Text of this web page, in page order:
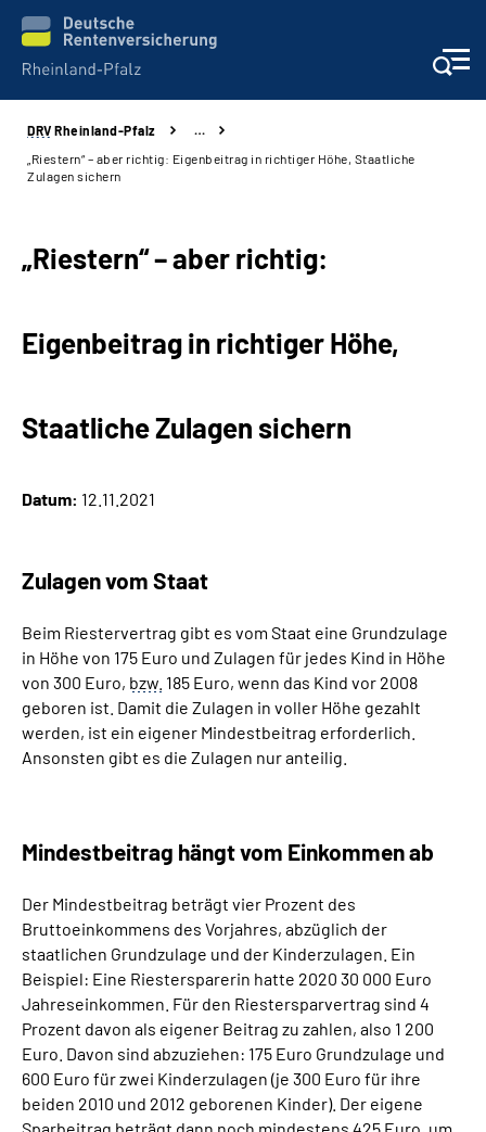
Unsere Leistungen
Online-Services
Über uns
Inhalte in Gebärdensprache (DGS)
Mein Kundenportal
DRV Rheinland-Pfalz
…
„Riestern“ – aber richtig: Eigenbeitrag in richtiger Höhe, Staatliche
Zulagen sichern
„Riestern“ – aber richtig:
Eigenbeitrag in richtiger Höhe,
Staatliche Zulagen sichern
Datum: 12.11.2021
Zulagen vom Staat
Beim Riestervertrag gibt es vom Staat eine Grundzulage
in Höhe von 175 Euro und Zulagen für jedes Kind in Höhe
von 300 Euro, bzw. 185 Euro, wenn das Kind vor 2008
geboren ist. Damit die Zulagen in voller Höhe gezahlt
werden, ist ein eigener Mindestbeitrag erforderlich.
Ansonsten gibt es die Zulagen nur anteilig.
Mindestbeitrag hängt vom Einkommen ab
Der Mindestbeitrag beträgt vier Prozent des
Bruttoeinkommens des Vorjahres, abzüglich der
staatlichen Grundzulage und der Kinderzulagen. Ein
Beispiel: Eine Riestersparerin hatte 2020 30 000 Euro
Jahreseinkommen. Für den Riestersparvertrag sind 4
Prozent davon als eigener Beitrag zu zahlen, also 1 200
Euro. Davon sind abzuziehen: 175 Euro Grundzulage und
600 Euro für zwei Kinderzulagen (je 300 Euro für ihre
beiden 2010 und 2012 geborenen Kinder). Der eigene